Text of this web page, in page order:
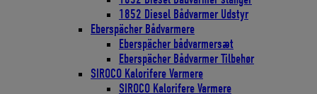
1852 Diesel Bådvarmer Udstyr
Eberspächer Bådvarmere
Eberspächer bådvarmersæt
Eberspächer Bådvarmer Tilbehør
SIROCO Kalorifere Varmere
SIROCO Kalorifere Varmere